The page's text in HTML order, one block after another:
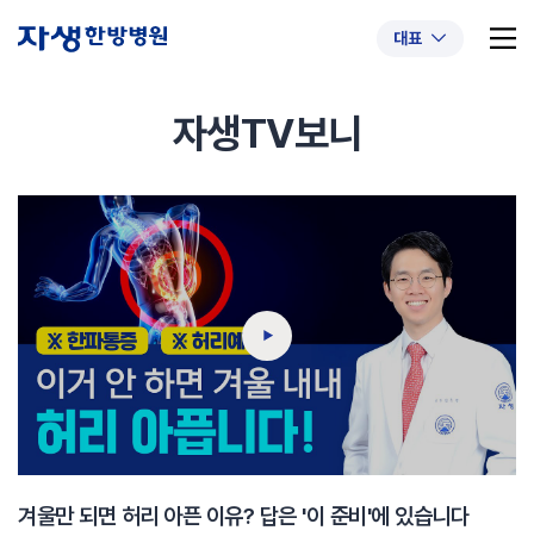
대표
추천 검색어 #초음파약침
#교통사고후유증 #목디스크
#추나요법
자생TV보니
겨울만 되면 허리 아픈 이유? 답은 '이 준비'에 있습니다